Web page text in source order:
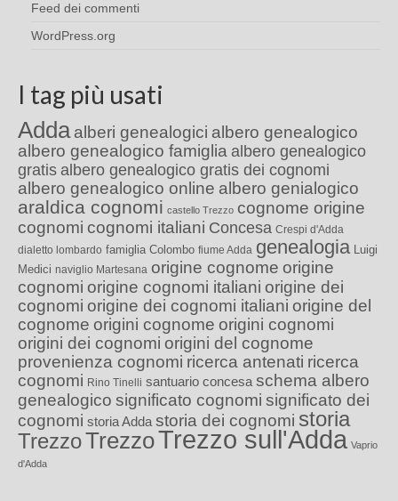
Feed dei commenti
WordPress.org
I tag più usati
Adda alberi genealogici albero genealogico
albero genealogico famiglia albero genealogico
gratis albero genealogico gratis dei cognomi
albero genealogico online albero genialogico
araldica cognomi castello Trezzo cognome origine
cognomi cognomi italiani Concesa Crespi d'Adda
dialetto lombardo famiglia Colombo fiume Adda genealogia Luigi
Medici naviglio Martesana origine cognome origine
cognomi origine cognomi italiani origine dei
cognomi origine dei cognomi italiani origine del
cognome origini cognome origini cognomi
origini dei cognomi origini del cognome
provenienza cognomi ricerca antenati ricerca
cognomi Rino Tinelli santuario concesa schema albero
genealogico significato cognomi significato dei
cognomi storia Adda storia dei cognomi storia
TrezzoTrezzoTrezzo sull'Adda Vaprio
d'Adda